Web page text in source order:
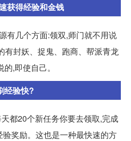
获得经验和金钱
有几个方面:领双,师门就不用说
有封妖、捉鬼、跑商、帮派青龙
,即使自己。
经验快?
都20个新任务你要去领取,完成
奖励。这也是一种最快速的方